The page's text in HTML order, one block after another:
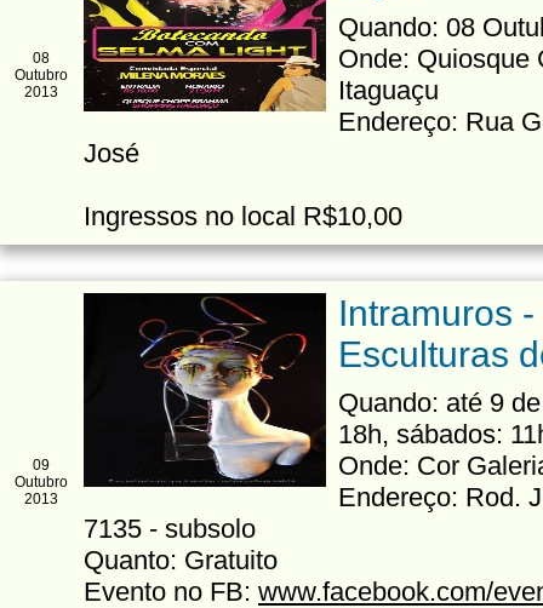
08
Outubro
2013
Quando: 08
Onde: Quiosque
Itaguaçu
Endereço: Rua
José
Ingressos no local R$10,00
09
Outubro
2013
Intramuros
Esculturas
Quando: até 9
18h, sábados:
Onde: Cor
Endereço: Rod.
7135 - subsolo
Quanto: Gratuito
Evento no FB: www.facebook.com/